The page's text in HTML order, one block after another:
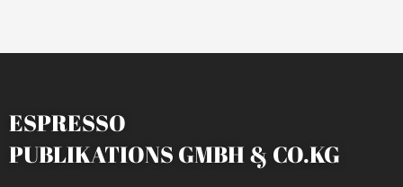
ESPRESSO
PUBLIKATIONS GMBH & CO.KG